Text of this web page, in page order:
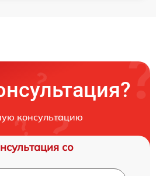
консультацию
со